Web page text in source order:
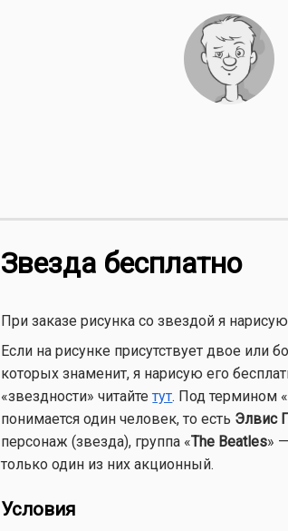
Звезда бесплатно
При заказе рисунка со звездой я
Если на рисунке присутствует двое или
которых знаменит, я нарисую его
«звездности» читайтетут. Под термином
понимается один человек, то есть Элвис
персонаж (звезда), группа «The Beatles»
только один из них акционный.
Условия